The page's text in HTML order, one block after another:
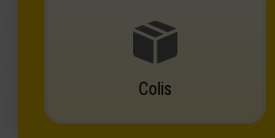
Colis